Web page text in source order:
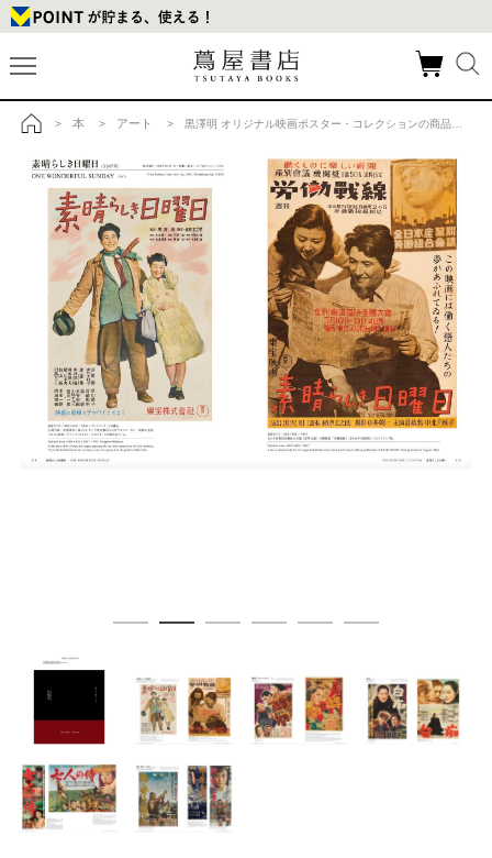
> 本 > アート > 黒澤明 オリジナル映画ポスター・コレクションの商品詳細